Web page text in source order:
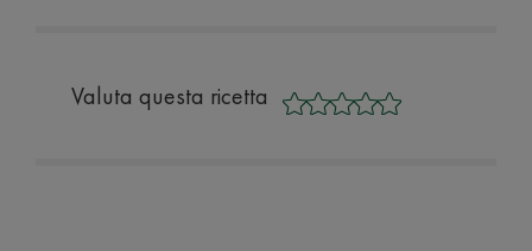
Valuta questa ricetta